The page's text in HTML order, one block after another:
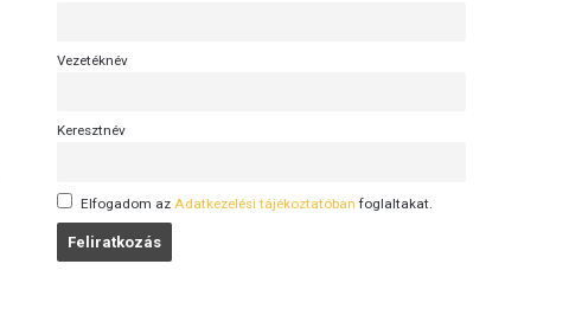
Vezetéknév
Keresztnév
Elfogadom az Adatkezelési tájékoztatóban foglaltakat.